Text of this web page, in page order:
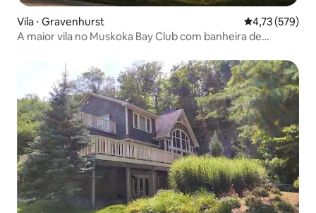
Vila ⋅ Gravenhurst 4,73 de uma
4,73 (579)
A maior vila no Muskoka Bay Club com banheira de